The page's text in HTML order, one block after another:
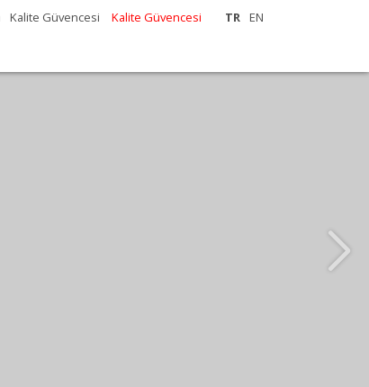
TR EN
Kalite Güvencesi Kalite Güvencesi